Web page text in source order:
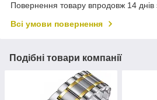
Повернення товару впродовж 14 днів
Всі умови повернення
Подібні товари компанії